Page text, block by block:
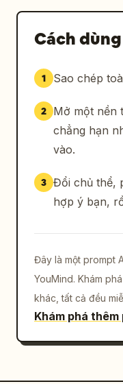
Cách
1 Sao chép
2
Mở một nền
chẳng hạn
vào.
3 Đổi chủ thể,
hợp ý bạn,
Đây là một prompt
YouMind. Khám
khác, tất cả đều
Khám phá